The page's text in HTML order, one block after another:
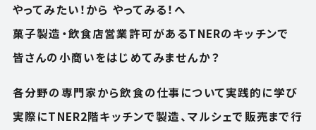
やってみたい！から やってみる！へ
菓子製造・飲食店営業許可があるTNERのキッチンで
皆さんの小商いをはじめてみませんか？
各分野の専門家から飲食の仕事について実践的に学び
実際にTNER2階キッチンで製造、マルシェで販売まで行